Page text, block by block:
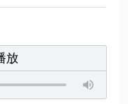
放